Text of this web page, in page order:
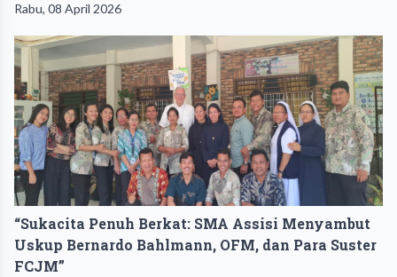
Rabu, 08 April 2026
“Sukacita Penuh Berkat: SMA Assisi Menyambut
Uskup Bernardo Bahlmann, OFM, dan Para Suster
FCJM”